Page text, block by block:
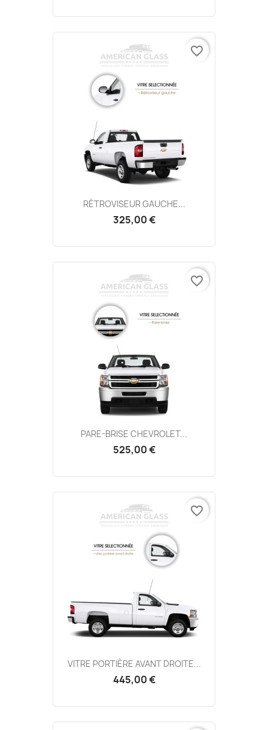
RÉTROVISEUR GAUCHE...
325,00 €
favorite_border
PARE-BRISE CHEVROLET...
525,00 €
favorite_border
VITRE PORTIÈRE AVANT DROITE...
445,00 €
favorite_border